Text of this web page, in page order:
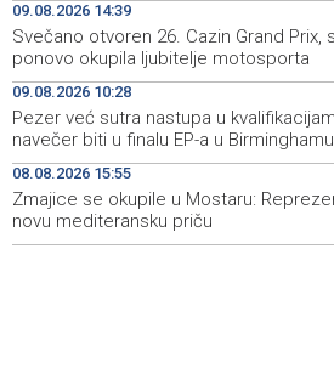
11:51
Mještani Kola prikupili 3.000 KM
Mostaru
11:37
Sutra u Sarajevu akcija
opet njihov heroj
BiH među zapaženijim
energetska tranzicija u fokusu
09.08.2026 14:39
Svečano otvoren 26. Cazin Grand Prix,
ponovo okupila ljubitelje motosporta
09.08.2026 10:28
Pezer već sutra nastupa u
navečer biti u finalu EP-a u Birminghamu
08.08.2026 15:55
Zmajice se okupile u Mostaru:
novu mediteransku priču